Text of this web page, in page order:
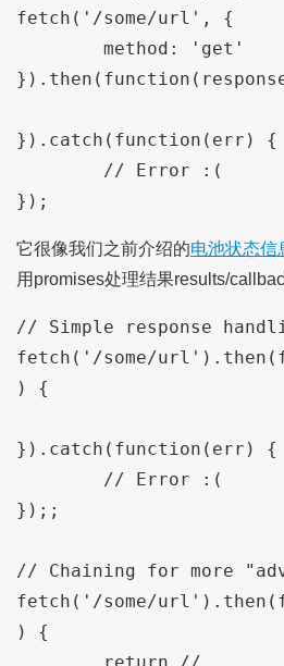
fetch('/some/url', {
}).catch(function(err) {
它很像我们之前介绍的电池状态信
用promises处理结果results/
// Simple response
fetch('/some/
) {
}).catch(function(err) {
});;
// Chaining for more
fetch('/some/
) {